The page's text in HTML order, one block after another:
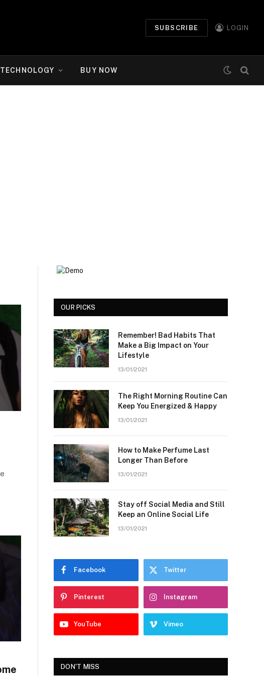
SUBSCRIBE LOGIN
TECHNOLOGY BUY NOW
OUR PICKS
Remember! Bad Habits That
Make a Big Impact on Your
Lifestyle
13/01/2021
The Right Morning Routine Can
Keep You Energized & Happy
13/01/2021
How to Make Perfume Last
Longer Than Before
13/01/2021
Stay off Social Media and Still
Keep an Online Social Life
13/01/2021
Facebook Twitter
Pinterest Instagram
YouTube Vimeo
DON'T MISS